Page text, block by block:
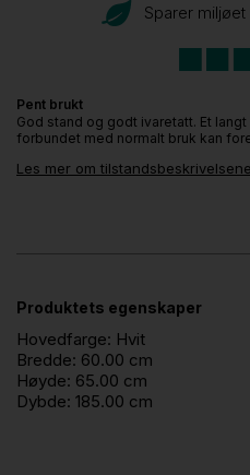
Sparer
Pent brukt
God stand og godt ivaretatt. Et
forbundet med normalt bruk kan
Les mer om
Produktets egenskaper
Hovedfarge: Hvit
Bredde: 60.00 cm
Høyde: 65.00 cm
Dybde: 185.00 cm